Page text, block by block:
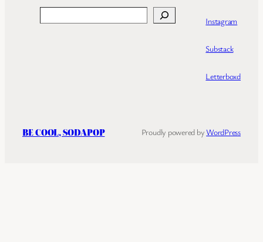
Instagram
Substack
Letterboxd
BE COOL, SODAPOP Proudly powered byWordPress